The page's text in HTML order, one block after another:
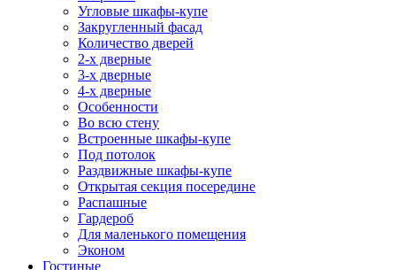
Угловые шкафы-купе
Закругленный фасад
Количество дверей
2-х дверные
3-х дверные
4-х дверные
Особенности
Во всю стену
Встроенные шкафы-купе
Под потолок
Раздвижные шкафы-купе
Открытая секция посередине
Распашные
Гардероб
Для маленького помещения
Эконом
Гостиные